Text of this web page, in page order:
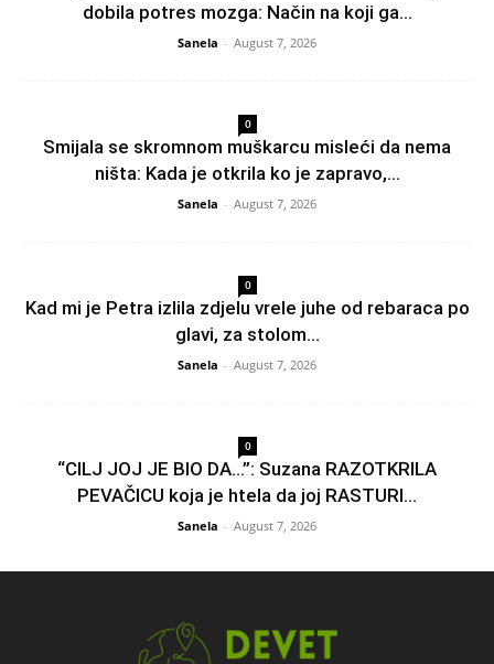
dobila potres mozga: Način na koji ga...
Sanela - August 7, 2026
0
Smijala se skromnom muškarcu misleći da nema
ništa: Kada je otkrila ko je zapravo,...
Sanela - August 7, 2026
0
Kad mi je Petra izlila zdjelu vrele juhe od rebaraca po
glavi, za stolom...
Sanela - August 7, 2026
0
“CILJ JOJ JE BIO DA…”: Suzana RAZOTKRILA
PEVAČICU koja je htela da joj RASTURI...
Sanela - August 7, 2026